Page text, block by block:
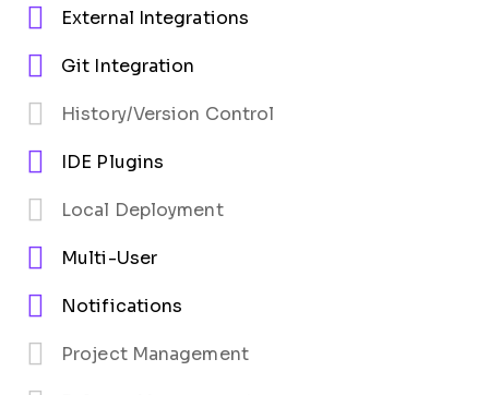
External Integrations
Git Integration
History/Version Control
IDE Plugins
Local Deployment
Multi-User
Notifications
Project Management